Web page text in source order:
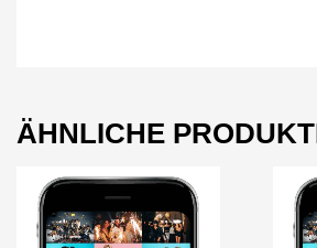
ÄHNLICHE